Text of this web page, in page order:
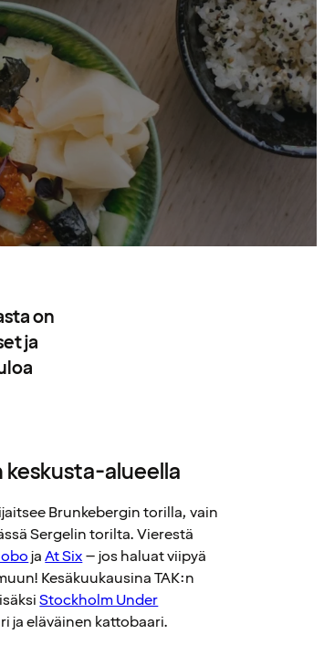
on
ja
keskusta-alueella
Brunkebergin torilla, vain
Sergelin torilta. Vierestä
jaAt Six– jos haluat viipyä
Kesäkuukausina TAK:n
Stockholm Under
ja eläväinen kattobaari.